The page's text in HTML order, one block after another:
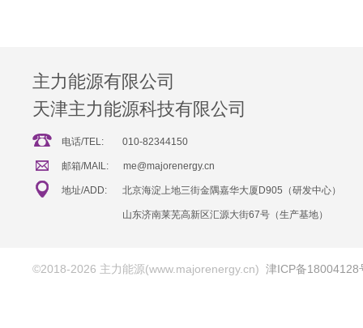
主力能源有限公司
天津主力能源科技有限公司
电话/TEL: 010-82344150
邮箱/MAIL: me@majorenergy.cn
地址/ADD: 北京海淀上地三街金隅嘉华大厦D905（研发中心）
山东济南莱芜高新区汇源大街67号（生产基地）
©2018-2026 主力能源(www.majorenergy.cn) 津ICP备18004128